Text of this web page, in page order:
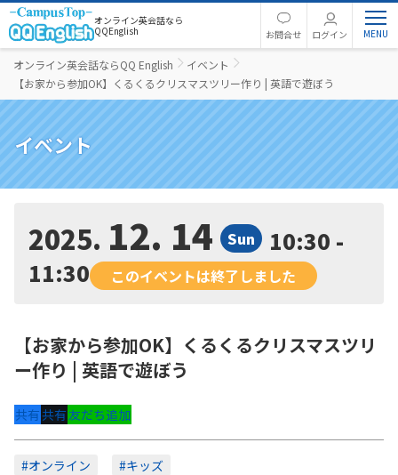
オンライン英会話なら
QQEnglish
お問合せ ログイン
オンライン英会話ならQQ English
イベント
【お家から参加OK】くるくるクリスマスツリー作り | 英語で遊ぼう
イベント
2025 12. 14 Sun
10:30 -
11:30
このイベントは終了しました
【お家から参加OK】くるくるクリスマスツリ
ー作り | 英語で遊ぼう
共有共有友だち追加
#オンライン #キッズ